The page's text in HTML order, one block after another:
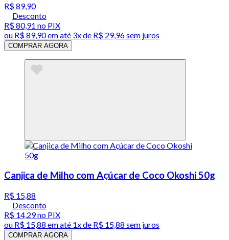
R$ 89,90
Desconto
R$ 80,91 no PIX
ou R$ 89,90em até 3x de R$ 29,96 sem juros
COMPRAR AGORA
Canjica de Milho com Açúcar de Coco Okoshi 50g
R$ 15,88
Desconto
R$ 14,29no PIX
ou R$ 15,88 em até 1x de R$ 15,88 sem juros
COMPRAR AGORA